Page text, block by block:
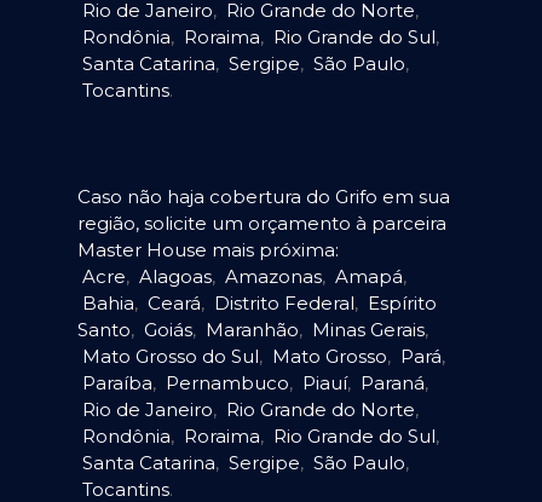
Rio de Janeiro, Rio Grande do Norte,
Rondônia, Roraima, Rio Grande do Sul,
Santa Catarina, Sergipe, São Paulo,
Tocantins.
Caso não haja cobertura do Grifo em sua
região, solicite um orçamento à parceira
Master House mais próxima:
Acre, Alagoas, Amazonas, Amapá,
Bahia, Ceará, Distrito Federal, Espírito
Santo, Goiás, Maranhão, Minas Gerais,
Mato Grosso do Sul, Mato Grosso, Pará,
Paraíba, Pernambuco, Piauí, Paraná,
Rio de Janeiro, Rio Grande do Norte,
Rondônia, Roraima, Rio Grande do Sul,
Santa Catarina, Sergipe, São Paulo,
Tocantins.